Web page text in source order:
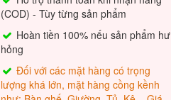
(COD) - Tùy từng sản phẩm
Hoàn tiền 100% nếu sản phẩm hư
hỏng
Đối với các mặt hàng có trọng
lượng khá lớn, mặt hàng cồng kềnh